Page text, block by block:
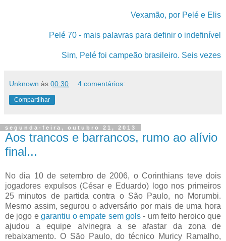
Vexamão, por Pelé e Elis
Pelé 70 - mais palavras para definir o indefinível
Sim, Pelé foi campeão brasileiro. Seis vezes
Unknown às 00:30 4 comentários:
Compartilhar
segunda-feira, outubro 21, 2013
Aos trancos e barrancos, rumo ao alívio
final...
No dia 10 de setembro de 2006, o Corinthians teve dois
jogadores expulsos (César e Eduardo) logo nos primeiros
25 minutos de partida contra o São Paulo, no Morumbi.
Mesmo assim, segurou o adversário por mais de uma hora
de jogo egarantiu o empate sem gols- um feito heroico que
ajudou a equipe alvinegra a se afastar da zona de
rebaixamento. O São Paulo, do técnico Muricy Ramalho,